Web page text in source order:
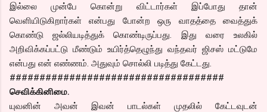
இல்லை முன்பே கொன்று விட்டார்கள் இப்போது தான்
வெளியிடுகிறார்கள் என்பது போன்ற ஒரு வாதத்தை வைத்துக்
கொண்டு ஜல்லியடித்துக் கொண்டிருப்பது. இது வரை உலகில்
அறிவிக்கப்பட்டு மீண்டும் உயிர்த்தெழுந்து வந்தவர் ஜிசஸ் மட்டுமே
என்பது என் எண்ணம். அதுவும் சொல்லி படித்து கேட்டது.
####################################
செவிக்கினிமை.
யுவனின் அவன் இவன் பாடல்கள் முதலில் கேட்டவுடன்